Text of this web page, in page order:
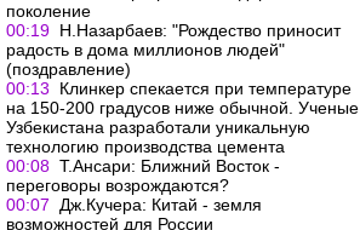
поколение
00:19 Н.Назарбаев: "Рождество приносит
радость в дома миллионов людей"
(поздравление)
00:13
Клинкер спекается при температуре
на 150-200 градусов ниже обычной. Ученые
Узбекистана разработали уникальную
технологию производства цемента
00:08 Т.Ансари: Ближний Восток -
переговоры возрождаются?
00:07
Дж.Кучера: Китай - земля
возможностей для России